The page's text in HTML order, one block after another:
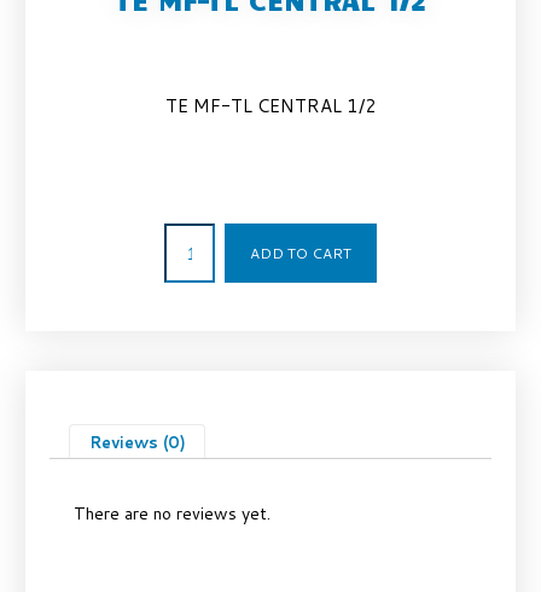
TE MF-TL CENTRAL 1/2
ADD TO CART
Reviews (0)
There are no reviews yet.